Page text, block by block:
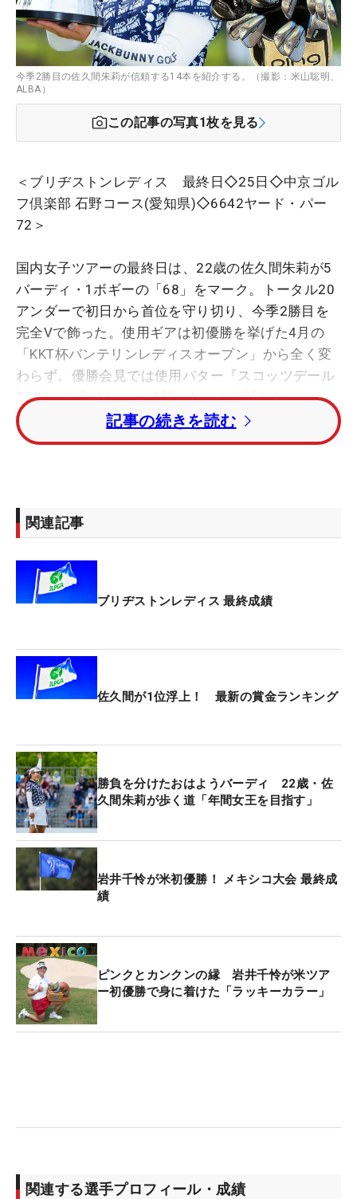
今季2勝目の佐久間朱莉が信頼する14本を紹介する。（撮影：米山聡明、
ALBA）
この記事の写真1枚を見る
＜ブリヂストンレディス 最終日◇25日◇中京ゴル
フ倶楽部 石野コース(愛知県)◇6642ヤード・パー
72＞
国内女子ツアーの最終日は、22歳の佐久間朱莉が5
バーディ・1ボギーの「68」をマーク。トータル20
アンダーで初日から首位を守り切り、今季2勝目を
完全Vで飾った。使用ギアは初優勝を挙げた4月の
「KKT杯バンテリンレディスオープン」から全く変
わらず。優勝会見では使用パター『スコッツデール
DS72』の良さについて聞かれ、こう話した。
「けっこう打感が好き。あまり硬すぎるのも好きじ
コッツデール）シリーズでヘッドが違うのを試した
んですけど、（マレット型が）一番しっくりきまし
なお、パターの勝数は、今季10戦中5勝がオデッセ
菜々）。スコッティ・キャメロンが1勝（申ジエ）
となった。ボールの勝数は5勝がタイトリスト（佐
久間2、工藤、穴井、申）、スリクソン（岩井、安
ウェイ（神谷）が1勝ずつとなった。
【佐久間朱莉のクラブセッティング】
1W：ピン G430 MAX 10K（9°レジオフォーミュラB
＋S55 45㌅）
3,5W：ピン G440 MAX（15,19°レジオフォーミュラ
B＋S55/S65）
4,5U：ピン G440（23,26°
50,54,58°：ピン S159（N.S.PRO950GH neo S）
PT： ピン スコッツデール DS72
BALL：タイトリスト Pro V1x
記事の続きを読む
関連記事
ブリヂストンレディス 最終成績
佐久間が1位浮上！ 最新の賞金ランキング
勝負を分けたおはようバーディ 22歳・佐
久間朱莉が歩く道「年間女王を目指す」
岩井千怜が米初優勝！ メキシコ大会 最終成
績
ピンクとカンクンの縁 岩井千怜が米ツア
ー初優勝で身に着けた「ラッキーカラー」
関連する選手プロフィール・成績